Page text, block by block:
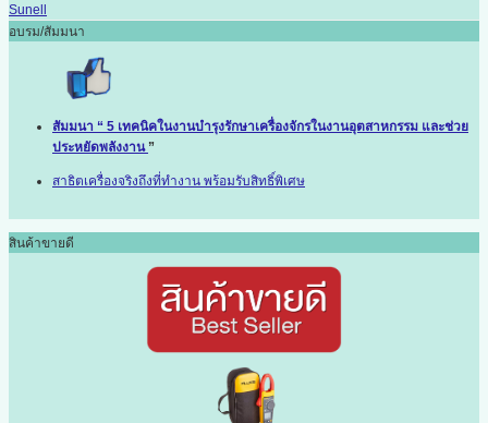
Sunell
อบรม/สัมมนา
สัมมนา “ 5 เทคนิคในงานบำรุงรักษาเครื่องจักรในงานอุตสาหกรรม และช่วย
ประหยัดพลังงาน ”
สาธิตเครื่องจริงถึงที่ทำงาน พร้อมรับสิทธิ์พิเศษ
สินค้าขายดี